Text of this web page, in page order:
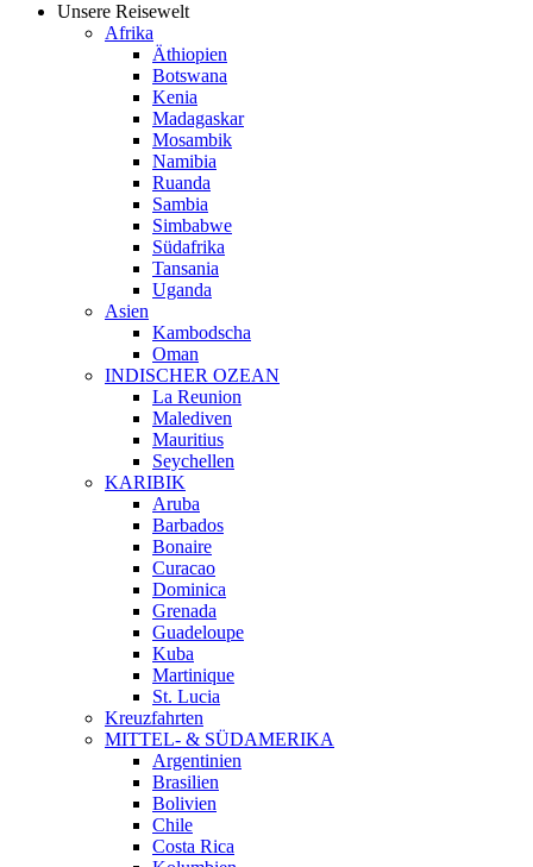
Unsere Reisewelt
Afrika
Äthiopien
Botswana
Kenia
Madagaskar
Mosambik
Namibia
Ruanda
Sambia
Simbabwe
Südafrika
Tansania
Uganda
Asien
Kambodscha
Oman
INDISCHER OZEAN
La Reunion
Malediven
Mauritius
Seychellen
KARIBIK
Aruba
Barbados
Bonaire
Curacao
Dominica
Grenada
Guadeloupe
Kuba
Martinique
St. Lucia
Kreuzfahrten
MITTEL- & SÜDAMERIKA
Argentinien
Brasilien
Bolivien
Chile
Costa Rica